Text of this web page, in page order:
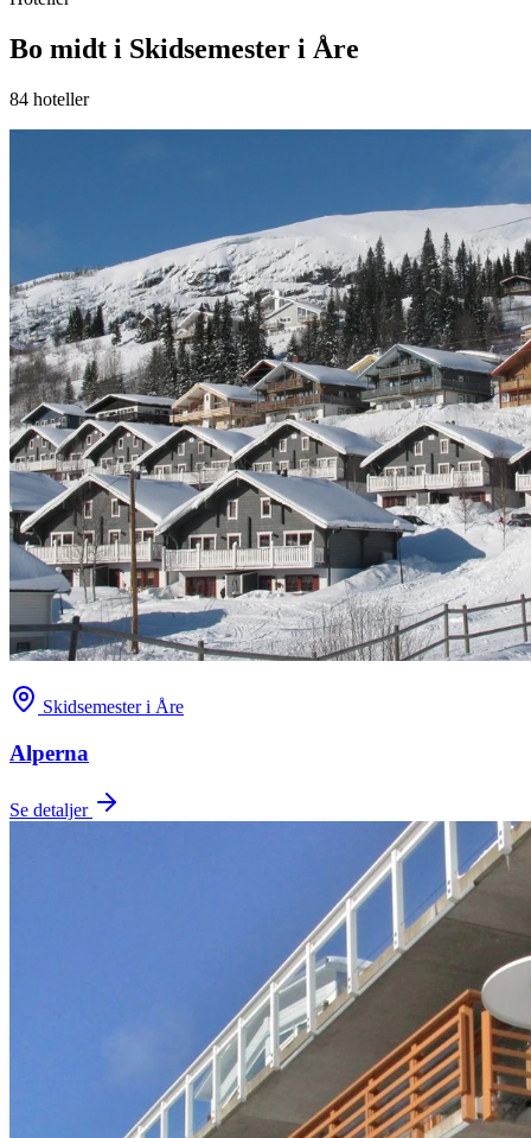
Bo midt i Skidsemester i Åre
84 hoteller
Skidsemester i Åre
Alperna
Se detaljer